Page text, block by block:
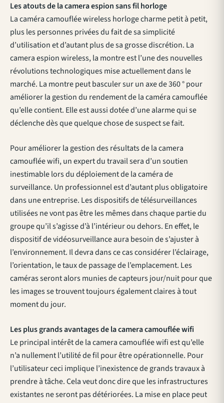
Les atouts de la camera espion sans fil horloge
La caméra camouflée wireless horloge charme petit à petit,
plus les personnes privées du fait de sa simplicité
d’utilisation et d’autant plus de sa grosse discrétion. La
camera espion wireless, la montre est l’une des nouvelles
révolutions technologiques mise actuellement dans le
marché. La montre peut basculer sur un axe de 360 ° pour
améliorer la gestion du rendement de la caméra camouflée
qu’elle contient. Elle est aussi dotée d’une alarme qui se
déclenche dès que quelque chose de suspect se fait.
Pour améliorer la gestion des résultats de la camera
camouflée wifi, un expert du travail sera d’un soutien
inestimable lors du déploiement de la caméra de
surveillance. Un professionnel est d’autant plus obligatoire
dans une entreprise. Les dispositifs de télésurveillances
utilisées ne vont pas être les mêmes dans chaque partie du
groupe qu’il s’agisse d’à l’intérieur ou dehors. En effet, le
dispositif de vidéosurveillance aura besoin de s’ajuster à
l’environnement. Il devra dans ce cas considérer l’éclairage,
l’orientation, le taux de passage de l’emplacement. Les
caméras seront alors munies de capteurs jour/nuit pour que
les images se trouvent toujours également claires à tout
moment du jour.
Les plus grands avantages de la camera camouflée wifi
Le principal intérêt de la camera camouflée wifi est qu’elle
n’a nullement l’utilité de fil pour être opérationnelle. Pour
l’utilisateur ceci implique l’inexistence de grands travaux à
prendre à tâche. Cela veut donc dire que les infrastructures
existantes ne seront pas détériorées. La mise en place peut